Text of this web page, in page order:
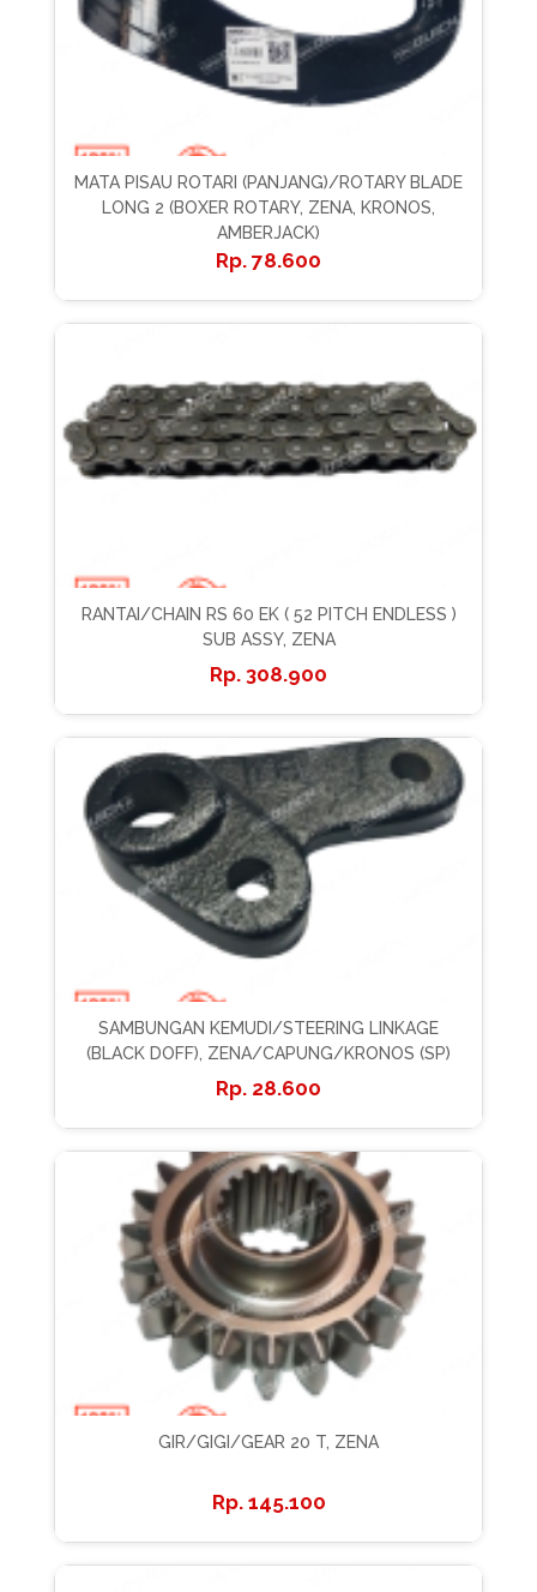
MATA PISAU ROTARI (PANJANG)/ROTARY BLADE
LONG 2 (BOXER ROTARY, ZENA, KRONOS,
AMBERJACK)
78.600
RANTAI/CHAIN RS 60 EK ( 52 PITCH ENDLESS )
SUB ASSY, ZENA
308.900
SAMBUNGAN KEMUDI/STEERING LINKAGE
(BLACK DOFF), ZENA/CAPUNG/KRONOS (SP)
28.600
GIR/GIGI/GEAR 20 T, ZENA
145.100